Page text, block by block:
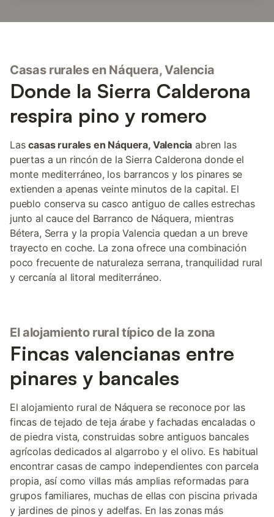
Casas rurales en Náquera, Valencia
Donde la Sierra Calderona
respira pino y romero
Lascasas rurales en Náquera, Valencia abren las
puertas a un rincón de la Sierra Calderona donde el
monte mediterráneo, los barrancos y los pinares se
extienden a apenas veinte minutos de la capital. El
pueblo conserva su casco antiguo de calles estrechas
junto al cauce del Barranco de Náquera, mientras
Bétera, Serra y la propia Valencia quedan a un breve
trayecto en coche. La zona ofrece una combinación
poco frecuente de naturaleza serrana, tranquilidad rural
y cercanía al litoral mediterráneo.
El alojamiento rural típico de la zona
Fincas valencianas entre
pinares y bancales
El alojamiento rural de Náquera se reconoce por las
fincas de tejado de teja árabe y fachadas encaladas o
de piedra vista, construidas sobre antiguos bancales
agrícolas dedicados al algarrobo y el olivo. Es habitual
encontrar casas de campo independientes con parcela
propia, así como villas más amplias reformadas para
grupos familiares, muchas de ellas con piscina privada
y jardines de pinos y adelfas. En las zonas más